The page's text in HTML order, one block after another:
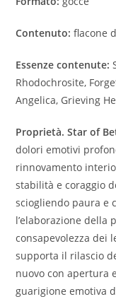
Contenuto: flacone
Essenze contenute:
Rhodochrosite,
Angelica, Grieving
Proprietà. Star of
dolori emotivi
rinnovamento
stabilità e coraggio
sciogliendo paura e
l’elaborazione della
consapevolezza dei
supporta il rilascio
nuovo con apertura
guarigione emotiva